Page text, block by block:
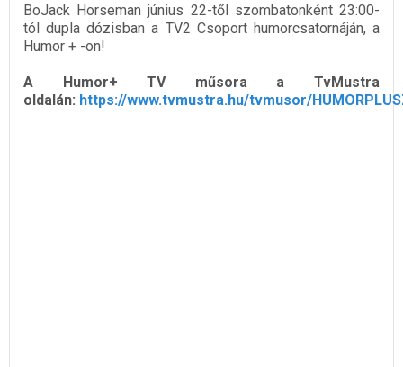
BoJack Horseman június 22-től szombatonként 23:00-
tól dupla dózisban a TV2 Csoport humorcsatornáján, a
Humor + -on!
A Humor+ TV műsora a TvMustra
oldalán: https://www.tvmustra.hu/tvmusor/